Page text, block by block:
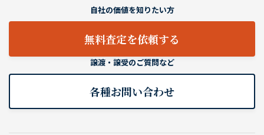
自社の価値を知りたい方
無料査定を依頼する
譲渡・譲受のご質問など
各種お問い合わせ